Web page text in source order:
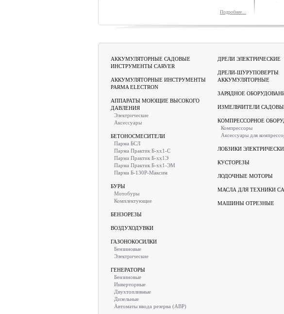
Подробнее...
АККУМУЛЯТОРНЫЕ САДОВЫЕ
ИНСТРУМЕНТЫ CARVER
АККУМУЛЯТОРНЫЕ ИНСТРУМЕНТЫ
PARMA ELECTRON
АППАРАТЫ МОЮЩИЕ ВЫСОКОГО
ДАВЛЕНИЯ
Электрические
Аксессуары
БЕТОНОСМЕСИТЕЛИ
Парма БСЛ
Парма Практик Б-хх1-С
Парма Практик Б-хх1Э
Парма Практик Б-хх1-ЭМ
Парма Б-130Р-Максим
БУРЫ
Мотобуры
Комплектующие
БЕНЗОРЕЗЫ
ВОЗДУХОДУВКИ
ГАЗОНОКОСИЛКИ
Бензиновые
Электрические
ГЕНЕРАТОРЫ
Бензиновые
Инверторные
Двухтопливные
Дизельные
Автоматы ввода резерва (АВР)
ДРЕЛИ ЭЛЕКТРИЧЕСКИЕ
ДРЕЛИ-ШУРУПОВЕРТЫ
АККУМУЛЯТОРНЫЕ
ЗАРЯДНОЕ
ИЗМЕЛЬЧИТЕЛИ
КОМПРЕССОРНОЕ
Компрессоры
Аксессуары для
ЛОБЗИКИ
КУСТОРЕЗЫ
ЛОДОЧНЫЕ МОТОРЫ
МАСЛА ДЛЯ ТЕХНИКИ
МАШИНЫ ОТРЕЗНЫЕ